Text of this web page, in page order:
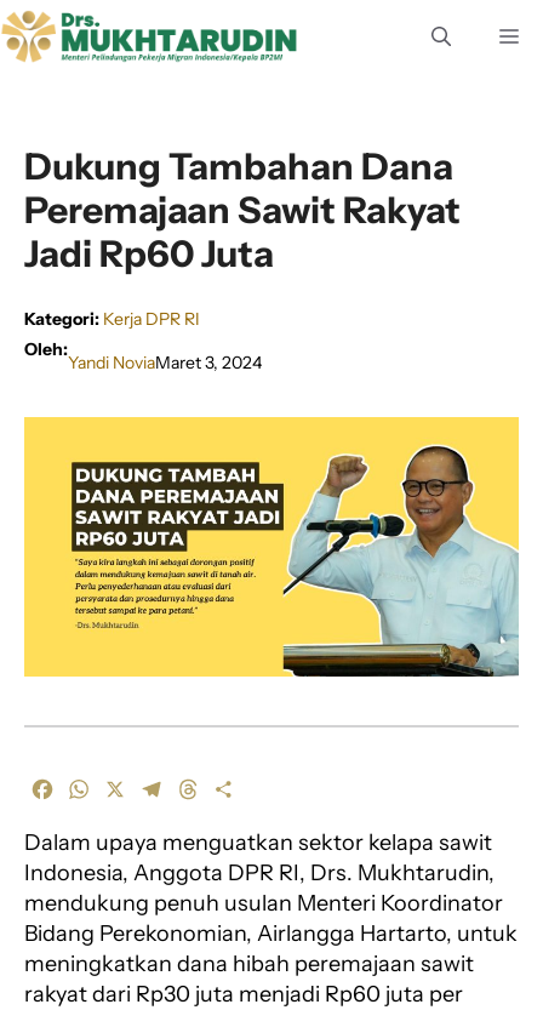
Langsung
ke
Dukung Tambahan Dana
Peremajaan Sawit Rakyat
Jadi Rp60 Juta
Kategori: Kerja DPR RI
Oleh:
Yandi NoviaMaret 3, 2024
c
e
b
o
o
k
W
a
t
s
A
p
p
l
e
g
r
m
r
e
a
d
a
r
e
Dalam upaya menguatkan sektor kelapa sawit
Indonesia, Anggota DPR RI, Drs. Mukhtarudin,
mendukung penuh usulan Menteri Koordinator
Bidang Perekonomian, Airlangga Hartarto, untuk
meningkatkan dana hibah peremajaan sawit
rakyat dari Rp30 juta menjadi Rp60 juta per